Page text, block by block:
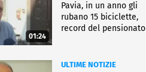
01:24
Pavia, in un anno gli
rubano 15 biciclette,
record del pensionato
ULTIME NOTIZIE